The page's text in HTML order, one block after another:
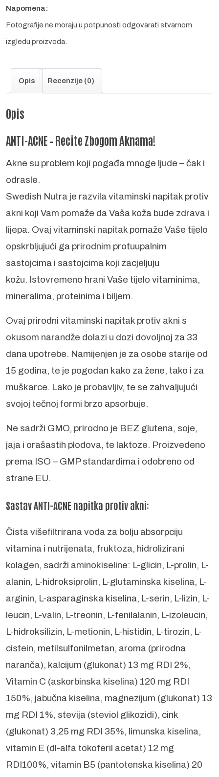
Napomena:
Fotografije ne moraju u potpunosti odgovarati stvarnom
izgledu proizvoda.
Opis Recenzije (0)
Opis
ANTI-ACNE – Recite Zbogom Aknama!
Akne su problem koji pogađa mnoge ljude – čak i
odrasle.
Swedish Nutra je razvila vitaminski napitak protiv
akni koji Vam pomaže da Vaša koža bude zdrava i
lijepa. Ovaj vitaminski napitak pomaže Vaše tijelo
opskrbljujući ga prirodnim protuupalnim
sastojcima i sastojcima koji zacjeljuju
kožu. Istovremeno hrani Vaše tijelo vitaminima,
mineralima, proteinima i biljem.
Ovaj prirodni vitaminski napitak protiv akni s
okusom narandže dolazi u dozi dovoljnoj za 33
dana upotrebe. Namijenjen je za osobe starije od
15 godina, te je pogodan kako za žene, tako i za
muškarce. Lako je probavljiv, te se zahvaljujući
svojoj tečnoj formi brzo apsorbuje.
Ne sadrži GMO, prirodno je BEZ glutena, soje,
jaja i orašastih plodova, te laktoze. Proizvedeno
prema ISO – GMP standardima i odobreno od
strane EU.
Sastav ANTI-ACNE napitka protiv akni:
Čista višefiltrirana voda za bolju absorpciju
vitamina i nutrijenata, fruktoza, hidrolizirani
kolagen, sadrži aminokiseline: L-glicin, L-prolin, L-
alanin, L-hidroksiprolin, L-glutaminska kiselina, L-
arginin, L-asparaginska kiselina, L-serin, L-lizin, L-
leucin, L-valin, L-treonin, L-fenilalanin, L-izoleucin,
L-hidroksilizin, L-metionin, L-histidin, L-tirozin, L-
cistein, metilsulfonilmetan, aroma (prirodna
naranča), kalcijum (glukonat) 13 mg RDI 2%,
Vitamin C (askorbinska kiselina) 120 mg RDI
150%, jabučna kiselina, magnezijum (glukonat) 13
mg RDI 1%, stevija (steviol glikozidi), cink
(glukonat) 3,25 mg RDI 35%, limunska kiselina,
vitamin E (dl-alfa tokoferil acetat) 12 mg
RDI100%, vitamin B5 (pantotenska kiselina) 20